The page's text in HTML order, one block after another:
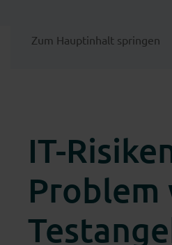
Zum Hauptinhalt springen
IT-
Problem